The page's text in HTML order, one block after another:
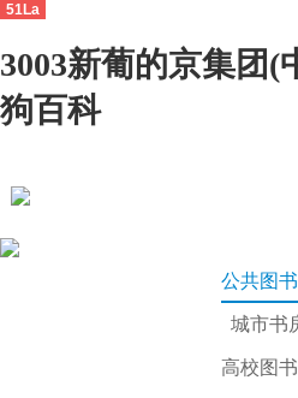
51La
3003新葡的京集团(
狗百科
公共图
城市书
高校图